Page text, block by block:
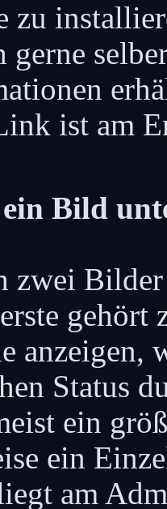
zu
gerne
ist am
Bild
zwei
gehört
anzeigen,
Status
ein
ein
am